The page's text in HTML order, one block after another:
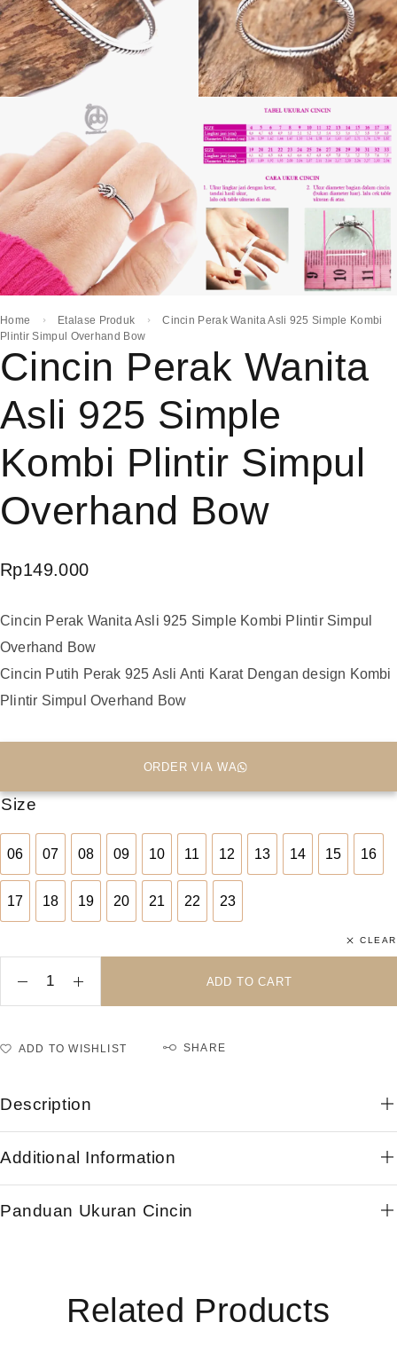
Home Etalase Produk
Cincin Perak Wanita Asli 925 Simple Kombi
Plintir Simpul Overhand Bow
Cincin Perak Wanita
Asli 925 Simple
Kombi Plintir Simpul
Overhand Bow
Rp149.000
Cincin Perak Wanita Asli 925 Simple Kombi Plintir Simpul
Overhand Bow
Cincin Putih Perak 925 Asli Anti Karat Dengan design Kombi
Plintir Simpul Overhand Bow
ORDER VIA WA
Size
06
06
07
07
08
08
09
09
10
10
11
11
12
12
13
13
14
14
15
15
16
16
17
17
18
18
19
19
20
20
21
21
22
22
23
23
CLEAR
ADD TO CART
ADD TO WISHLIST SHARE
Description
Additional Information
Panduan Ukuran Cincin
Related Products